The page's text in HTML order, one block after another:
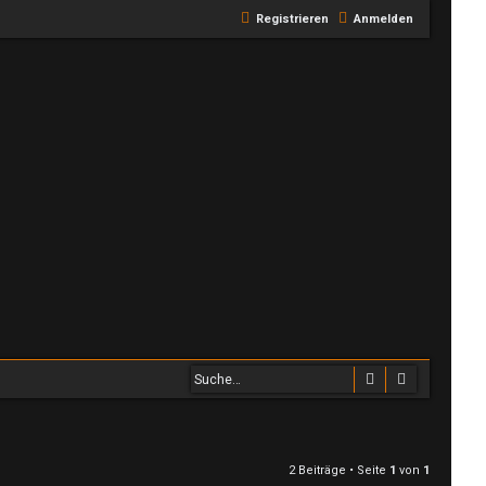
Anmelden
Registrieren
Suche
2 Beiträge • Seite 1 von 1